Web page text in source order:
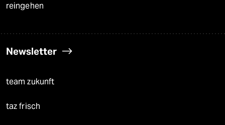
reingehen
Newsletter
team zukunft
taz frisch